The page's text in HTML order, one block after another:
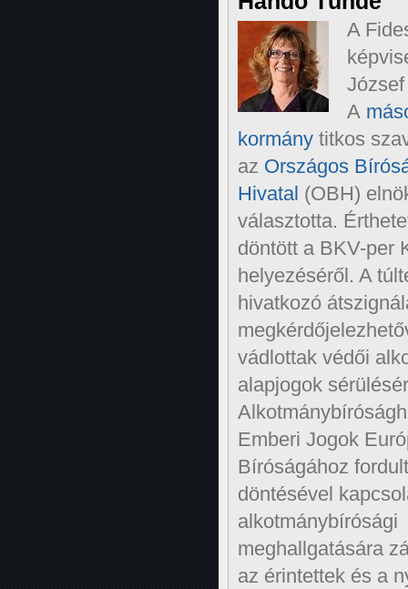
A
A
kormány titkos
az Országos
Hivatal (OBH)
választotta.
döntött a BKV-per
helyezéséről. A
hivatkozó
vádlottak védői
alapjogok
Emberi Jogok
Bíróságához
döntésével
alkotmánybírósági
meghallgatására
az érintettek és a